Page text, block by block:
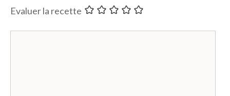
Evaluer la recette